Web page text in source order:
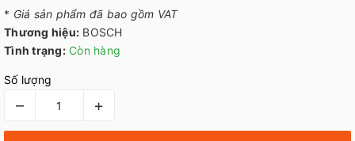
* Giá sản phẩm đã bao gồm VAT
Thương hiệu: BOSCH
Tình trạng: Còn hàng
Số lượng
– +